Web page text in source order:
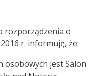
rozporządzenia o
r. informuję, że:
osobowych jest Salon